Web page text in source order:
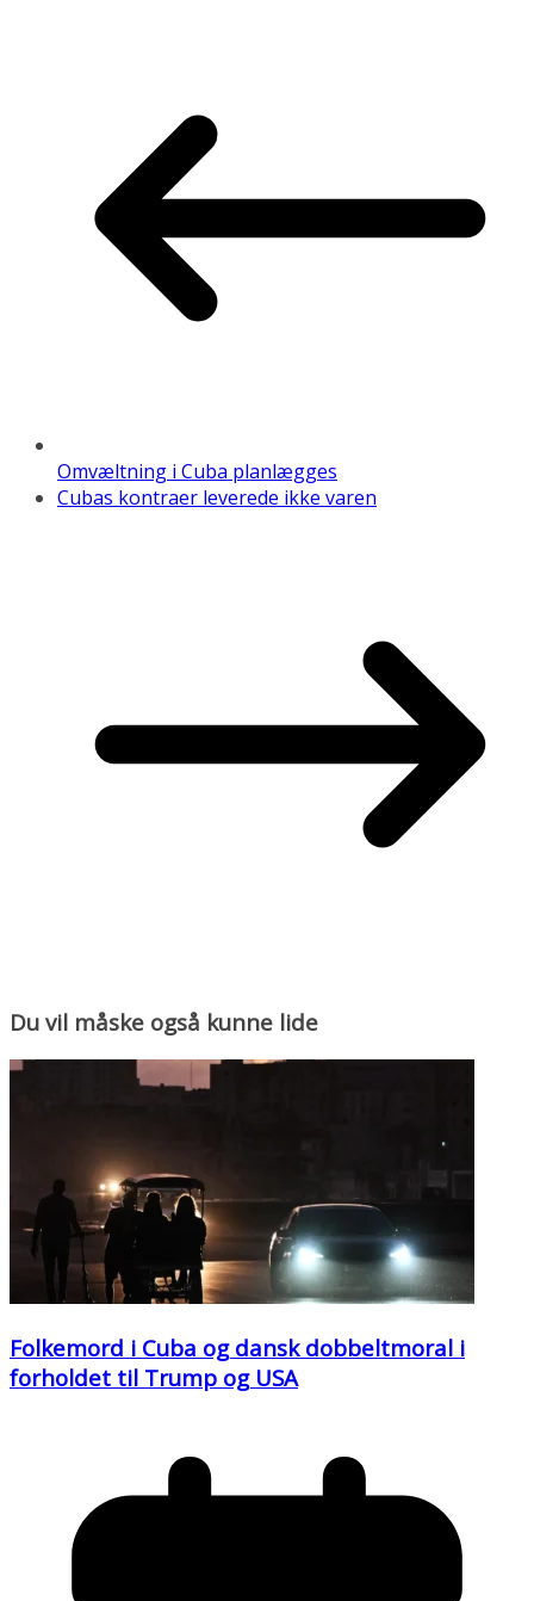
Omvæltning i Cuba planlægges
Cubas kontraer leverede ikke varen
Du vil måske også kunne lide
Folkemord i Cuba og dansk dobbeltmoral i
forholdet til Trump og USA